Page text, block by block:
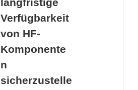
Verfügbarkeit
von HF-
Komponente
n
sicherzustelle